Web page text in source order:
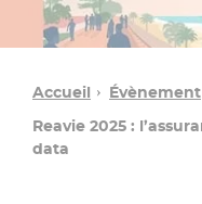
Accueil Évènement
Reavie 2025 :
data